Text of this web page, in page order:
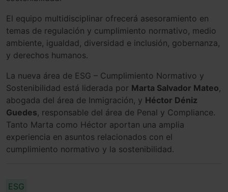
El equipo multidisciplinar ofrecerá asesoramiento en
temas de regulación y cumplimiento normativo, medio
ambiente, igualdad, diversidad e inclusión, gobernanza,
y derechos humanos.
La nueva área de ESG – Cumplimiento Normativo y
Sostenibilidad está liderada por Marta Salvador Mateo,
abogada del área de Inmigración, y Héctor Déniz
Guedes, responsable del área de Penal y Compliance.
Tanto Marta como Héctor aportan una amplia
experiencia en asuntos relacionados con el
cumplimiento normativo y la sostenibilidad.
ESG